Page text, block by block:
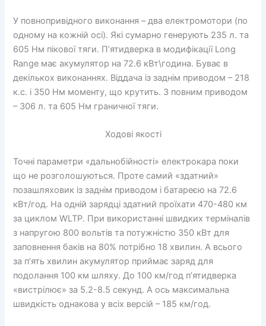
У повнопривідного виконання – два електромотори (по
одному на кожній осі). Які сумарно генерують 235 л. та
605 Нм пікової тяги. П’ятидверка в модифікації Long
Range має акумулятор на 72.6 кВт\година. Буває в
декількох виконаннях. Віддача із заднім приводом – 218
к.с. і 350 Нм моменту, що крутить. З повним приводом
– 306 л. та 605 Нм граничної тяги.
Ходові якості
Точні параметри «дальнобійності» електрокара поки
що не розголошуються. Проте самий «здатний»
позашляховик із заднім приводом і батареєю на 72.6
кВт/год. На одній зарядці здатний проїхати 470-480 км
за циклом WLTP. При використанні швидких терміналів
з напругою 800 вольтів та потужністю 350 кВт для
заповнення баків на 80% потрібно 18 хвилин. А всього
за п’ять хвилин акумулятор приймає заряд для
подолання 100 км шляху. До 100 км/год п’ятидверка
«вистрілює» за 5.2-8.5 секунд. А ось максимальна
швидкість однакова у всіх версій – 185 км/год.